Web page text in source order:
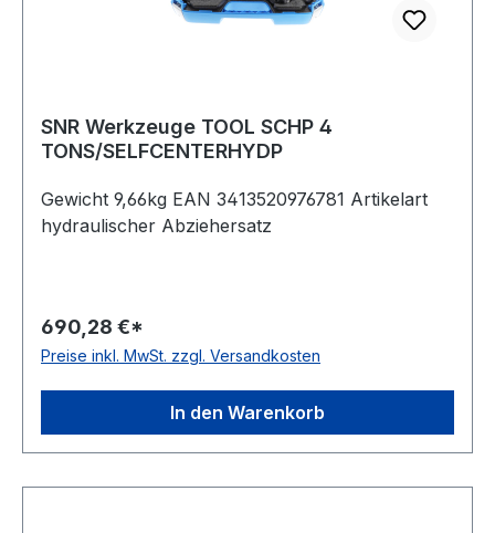
SNR Werkzeuge TOOL SCHP 4
TONS/SELFCENTERHYDP
Gewicht 9,66kg EAN 3413520976781 Artikelart
hydraulischer Abziehersatz
690,28 €*
Preise inkl. MwSt. zzgl. Versandkosten
In den Warenkorb